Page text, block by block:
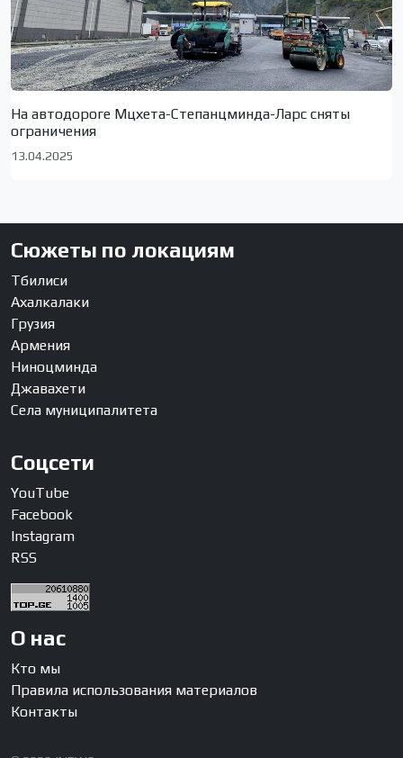
На автодороге Мцхета-Степанцминда-Ларс сняты
ограничения
13.04.2025
Сюжеты по локациям
Тбилиси
Ахалкалаки
Грузия
Армения
Ниноцминда
Джавахети
Села муниципалитета
Соцсети
YouTube
Facebook
Instagram
RSS
О нас
Кто мы
Правила использования материалов
Контакты